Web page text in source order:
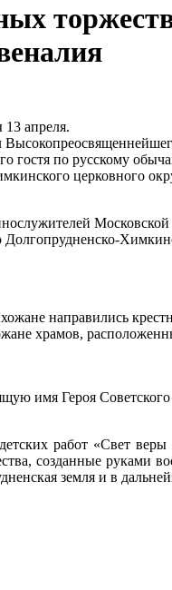
апреля.
по русскому
церковного
направились
храмов,
имя Героя
работ «Свет
созданные руками
земля и в